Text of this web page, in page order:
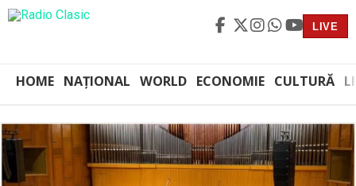
LIVE
HOME NAȚIONAL WORLD ECONOMIE CULTURĂ